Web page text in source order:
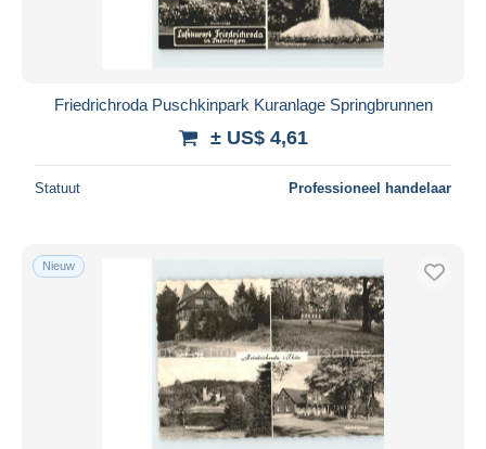
Friedrichroda Puschkinpark Kuranlage Springbrunnen
± US$ 4,61
Statuut Professioneel handelaar
Nieuw